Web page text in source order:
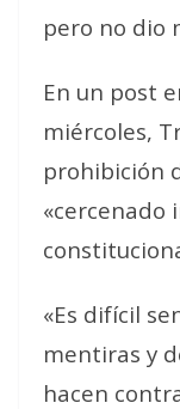
pero no dio
En un post
miércoles,
prohibición
«cercenado
«Es difícil
mentiras y
hacen